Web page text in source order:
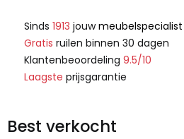
Sinds 1913 jouwmeubelspecialist
Gratis ruilen binnen 30 dagen
Klantenbeoordeling 9.5/10
Laagste prijsgarantie
Best verkocht